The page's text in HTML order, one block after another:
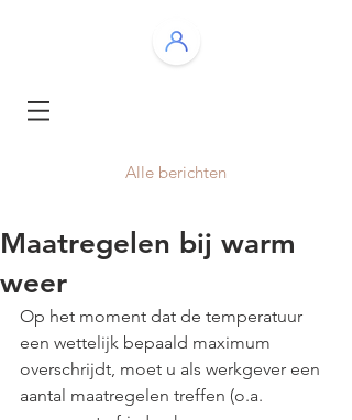
Alle berichten
Maatregelen bij warm
weer
Op het moment dat de temperatuur
een wettelijk bepaald maximum
overschrijdt, moet u als werkgever een
aantal maatregelen treffen (o.a.